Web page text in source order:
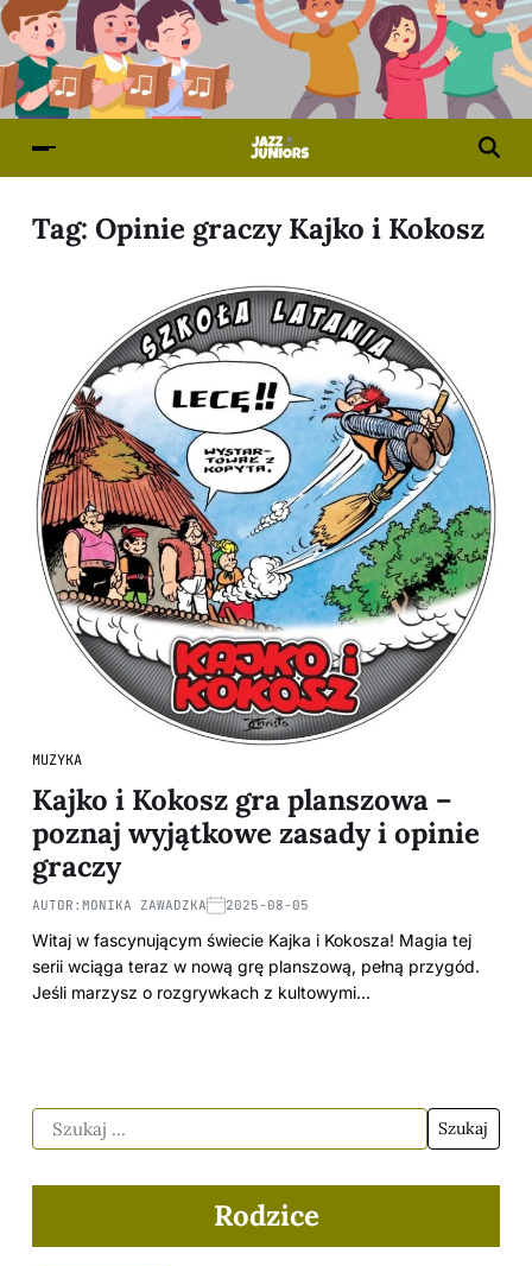
Tag: Opinie graczy Kajko i Kokosz
MUZYKA
Kajko i Kokosz gra planszowa –
poznaj wyjątkowe zasady i opinie
graczy
AUTOR: MONIKA ZAWADZKA 2025-08-05
Witaj w fascynującym świecie Kajka i Kokosza! Magia tej
serii wciąga teraz w nową grę planszową, pełną przygód.
Jeśli marzysz o rozgrywkach z kultowymi…
Rodzice